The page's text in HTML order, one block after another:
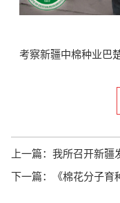
考察新疆中棉种业巴
上一篇： 我所召开新疆
下一篇： 《棉花分子